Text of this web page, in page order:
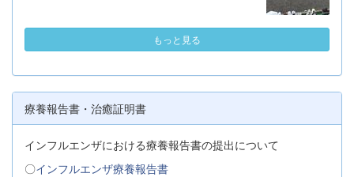
もっと見る
療養報告書・治癒証明書
インフルエンザにおける療養報告書の提出について
〇インフルエンザ療養報告書